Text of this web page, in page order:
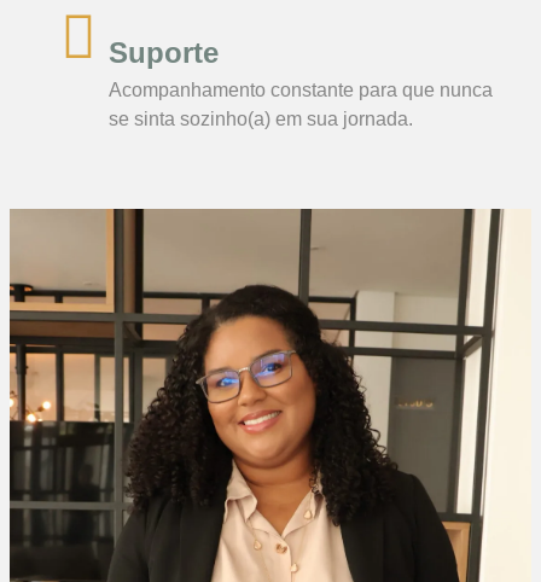
Suporte
Acompanhamento constante para que nunca
se sinta sozinho(a) em sua jornada.